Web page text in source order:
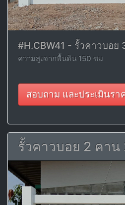
#H.CBW41 - รั้วคาวบอย
ความสูงจากพื้นดิน 150 ซม
สอบถาม และประเมินรา
รั้วคาวบอย 2 คาน